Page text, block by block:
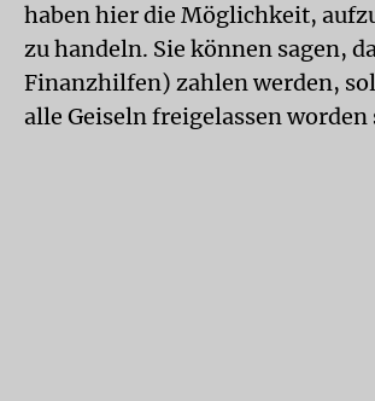
haben hier die Möglichkeit,
zu handeln. Sie können sagen,
Finanzhilfen) zahlen werden,
alle Geiseln freigelassen worden